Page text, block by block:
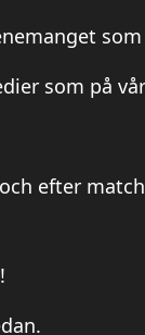
som på
efter